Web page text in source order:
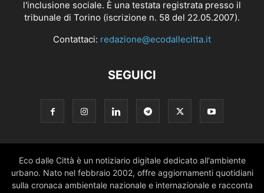
l'inclusione sociale. È una testata registrata presso il
tribunale di Torino (iscrizione n. 58 del 22.05.2007).
Contattaci: redazione@ecodallecitta.it
SEGUICI
Eco dalle Città è un notiziario digitale dedicato all'ambiente
urbano. Nato nel febbraio 2002, offre aggiornamenti quotidiani
sulla cronaca ambientale nazionale e internazionale e racconta